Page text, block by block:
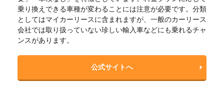
乗り換えできる車種が変わることには注意が必要です。分類
としてはマイカーリースに含まれますが、一般のカーリース
会社では取り扱っていない珍しい輸入車などにも乗れるチャ
ンスがあります。
公式サイトへ